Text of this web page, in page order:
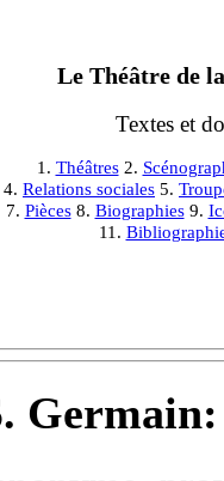
Le Théâtre de
Textes et
1. Théâtres2.
4. Relations sociales 5.
7. Pièces8. Biographies9.
11.
Germain: